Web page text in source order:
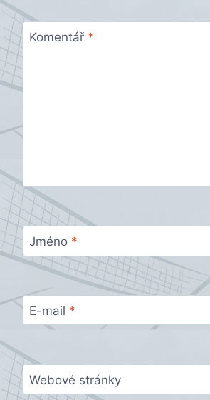
Komentář *
Jméno *
E-mail *
Webové stránky